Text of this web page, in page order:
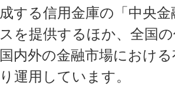
成する信用金庫の「中央
スを提供するほか、全国
国内外の金融市場におけ
り運用しています。